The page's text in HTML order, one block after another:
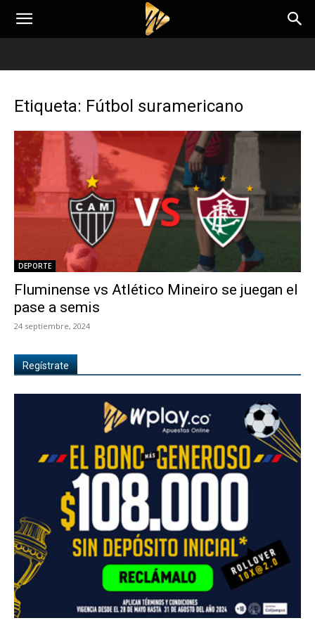
Etiqueta: Fútbol suramericano
DEPORTE
Fluminense vs Atlético Mineiro se juegan el
pase a semis
24 septiembre, 2024
Regístrate